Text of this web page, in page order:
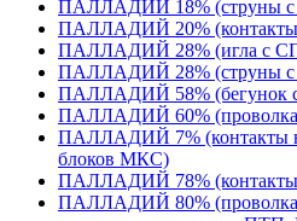
ПАЛЛАДИЙ 18% (струны с
ПАЛЛАДИЙ 20%
ПАЛЛАДИЙ 28% (игла с
ПАЛЛАДИЙ 28% (струны с
ПАЛЛАДИЙ 58% (бегунок
ПАЛЛАДИЙ 60%
ПАЛЛАДИЙ 7% (контакты
блоков МКС)
ПАЛЛАДИЙ 78%
ПАЛЛАДИЙ 80% (проволка